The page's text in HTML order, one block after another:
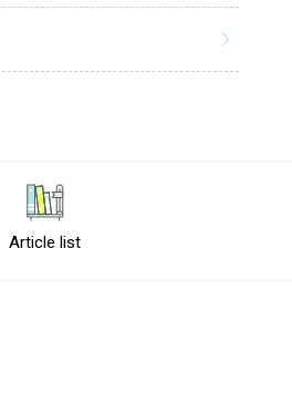
Article list